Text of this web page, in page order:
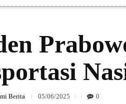
Berita 05/06/2025 0